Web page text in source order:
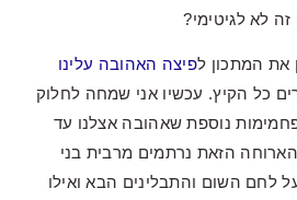
את המתכון לפיצה האהובה עלינו
כל הקיץ. עכשיו אני שמחה לחלוק
נוספת שאהובה אצלנו עד
הזאת נרתמים מרבית בני
לחם השום והתבלינים הבא ואילו